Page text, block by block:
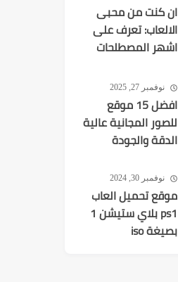
ان كنت من محبى
الالعاب: تعرف على
اشهر المصطلحات
نوفمبر 27, 2025
افضل 15 موقع
للصور المجانية عالية
الدقة والجودة
نوفمبر 30, 2024
موقع تحميل العاب
ps1 بلاي ستيشن 1
بصيغة iso